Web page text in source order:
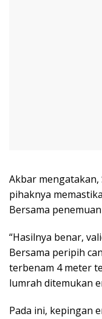
Akbar mengatakan,
pihaknya
Bersama
“Hasilnya benar,
Bersama peripih
terbenam 4 meter
lumrah ditemukan
Pada ini, kepingan